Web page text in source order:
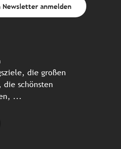
Newsletter anmelden
die großen
schönsten
...